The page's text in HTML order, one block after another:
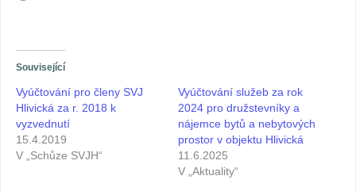
Související
Vyúčtování pro členy SVJ
Hlivická za r. 2018 k
vyzvednutí
15.4.2019
V „Schůze SVJH“
Vyúčtování služeb za rok
2024 pro družstevníky a
nájemce bytů a nebytových
prostor v objektu Hlivická
11.6.2025
V „Aktuality“